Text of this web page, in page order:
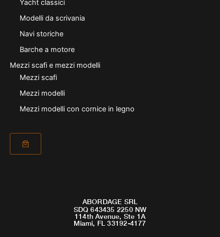
Yacht classici
Modelli da scrivania
Navi storiche
Barche a motore
Mezzi scafi e mezzi modelli
Mezzi scafi
Mezzi modelli
Mezzi modelli con cornice in legno
ABORDAGE SRL
SDQ 643435 2250 NW
114th Avenue, Ste 1A
Miami, FL 33192-4177